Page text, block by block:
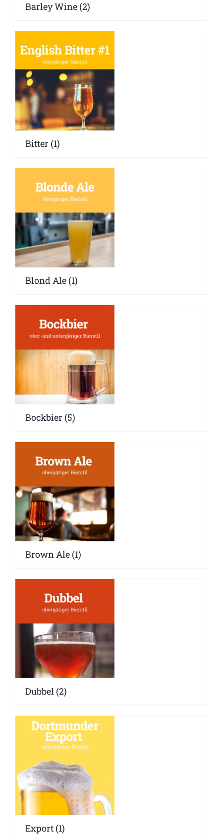
Barley Wine (2)
Bitter (1)
Blond Ale (1)
Bockbier (5)
Brown Ale (1)
Dubbel (2)
Export (1)